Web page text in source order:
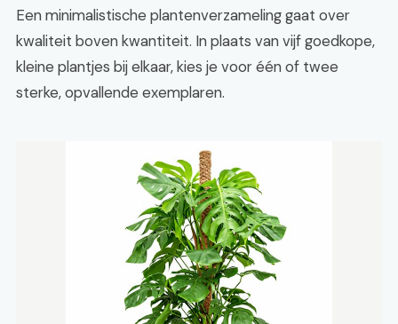
Een minimalistische plantenverzameling gaat over
kwaliteit boven kwantiteit. In plaats van vijf goedkope,
kleine plantjes bij elkaar, kies je voor één of twee
sterke, opvallende exemplaren.